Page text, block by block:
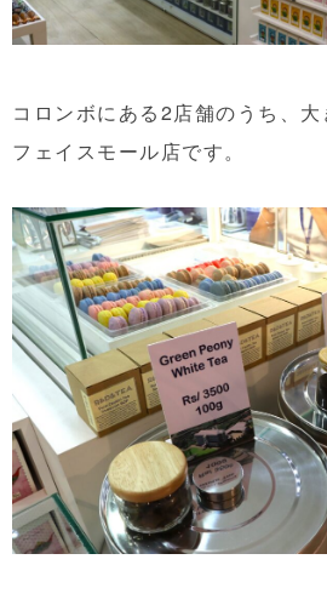
コロンボにある2店舗のうち、
フェイスモール店です。